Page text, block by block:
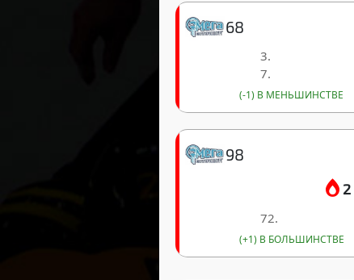
98
2
72.
(+1) В БОЛЬШИНСТВЕ
68
3.
7.
(-1) В МЕНЬШИНСТВЕ